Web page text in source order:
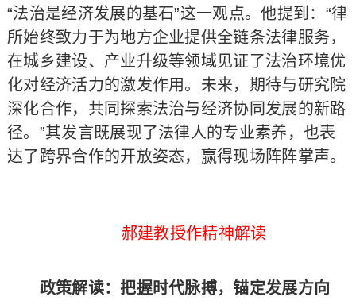
“法治是经济发展的基石”这一观点。他提到：“律
所始终致力于为地方企业提供全链条法律服务，
在城乡建设、产业升级等领域见证了法治环境优
化对经济活力的激发作用。未来，期待与研究院
深化合作，共同探索法治与经济协同发展的新路
径。”其发言既展现了法律人的专业素养，也表
达了跨界合作的开放姿态，赢得现场阵阵掌声。
郝建教授作精神解读
政策解读：把握时代脉搏，锚定发展方向